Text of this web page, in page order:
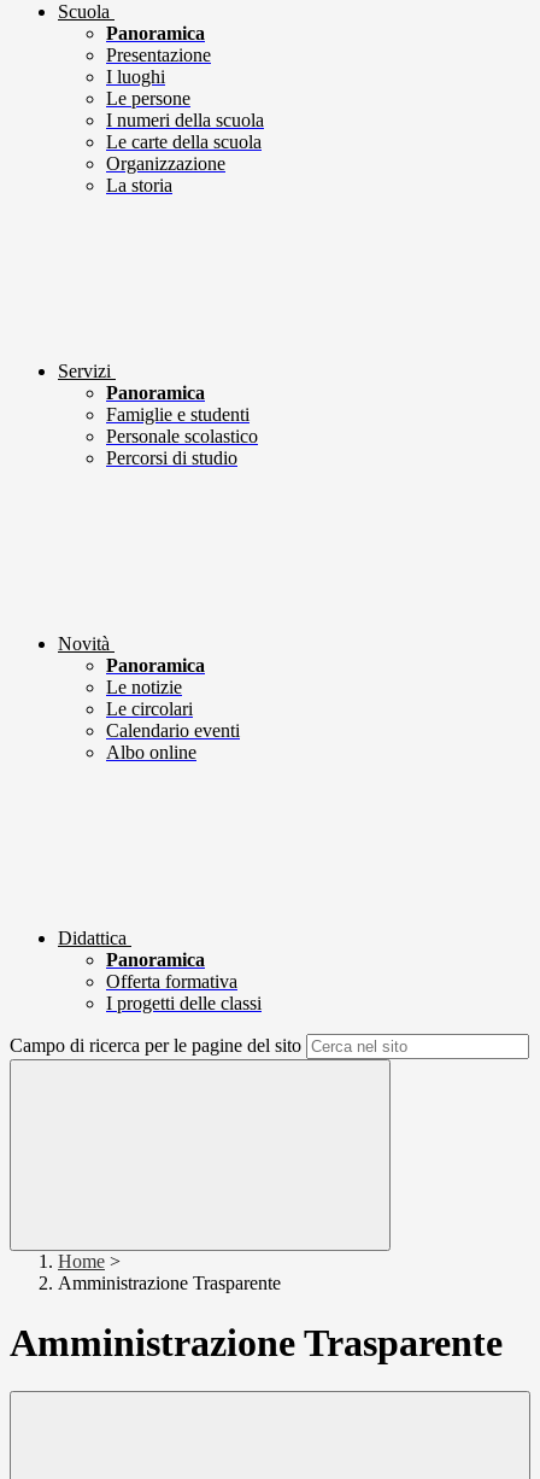
Scuola
Panoramica
Presentazione
I luoghi
Le persone
I numeri della scuola
Le carte della scuola
Organizzazione
La storia
Servizi
Panoramica
Famiglie e studenti
Personale scolastico
Percorsi di studio
Novità
Panoramica
Le notizie
Le circolari
Calendario eventi
Albo online
Didattica
Panoramica
Offerta formativa
I progetti delle classi
Campo di ricerca per le pagine del sito
Home >
Amministrazione Trasparente
Amministrazione Trasparente